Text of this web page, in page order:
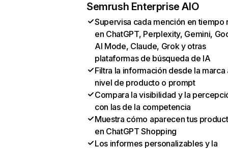
Semrush Enterprise AIO
Supervisa cada mención en tiempo
en ChatGPT, Perplexity, Gemini,
AI Mode, Claude, Grok y otras
plataformas de búsqueda de IA
Filtra la información desde la marca
nivel de producto o prompt
Compara la visibilidad y la
con las de la competencia
Muestra cómo aparecen tus
en ChatGPT Shopping
Los informes personalizables y la